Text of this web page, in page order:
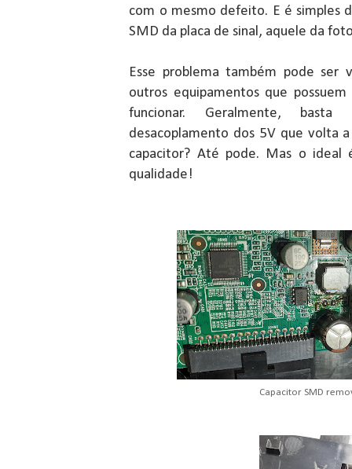
com o mesmo defeito. E é simples
SMD da placa de sinal, aquele da
Esse problema também pode ser
outros equipamentos que
funcionar. Geralmente,
desacoplamento dos 5V que volta
capacitor? Até pode. Mas o ideal
qualidade!
Capacitor SMD